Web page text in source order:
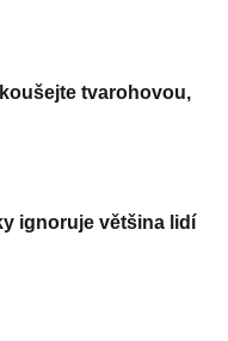
tvarohovou,
ignoruje většina lidí